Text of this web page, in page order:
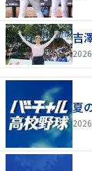
吉
夏